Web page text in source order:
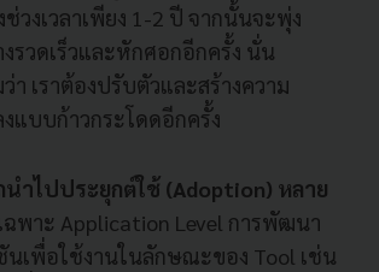
ช่วงเวลาเพียง 1-2 ปี จากนั้นจะพุ่ง
รวดเร็วและหักศอกอีกครั้ง นั่น
า เราต้องปรับตัวและสร้างความ
แบบก้าวกระโดดอีกครั้ง
นำไปประยุกต์ใช้ (Adoption) หลาย
ฉพาะ Application Level การพัฒนา
เพื่อใช้งานในลักษณะของ Tool เช่น